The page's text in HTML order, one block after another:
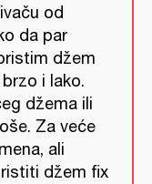
od
da par
džem
i lako.
džema ili
Za veće
ali
džem fix